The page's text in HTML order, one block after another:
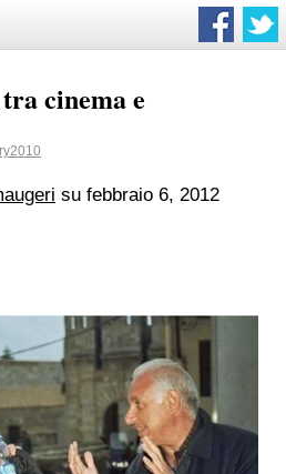
cinema e
su febbraio 6, 2012